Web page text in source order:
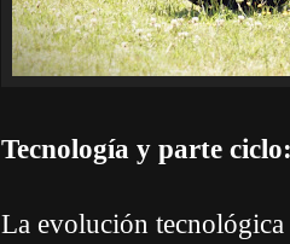
Tecnología y parte
La evolución